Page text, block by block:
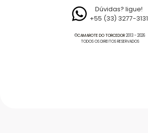
Dúvidas? ligue!
+55 (33) 3277-3131
©CAMAROTE DO TORCEDOR2013 - 2026
TODOS OS DIREITOS RESERVADOS